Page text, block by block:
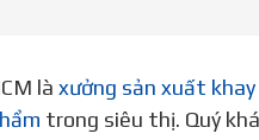
là xưởng sản xuất khay
trong siêu thị. Quý